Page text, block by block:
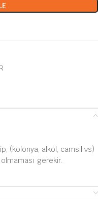
(kolonya, alkol, camsil vs)
gerekir.